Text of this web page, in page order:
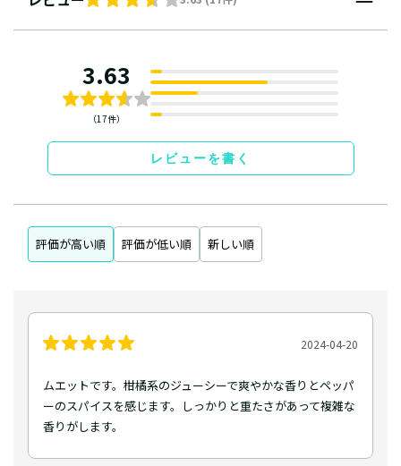
3.63
（17件）
レビューを書く
評価が高い順 評価が低い順 新しい順
2024-04-20
ムエットです。柑橘系のジューシーで爽やかな香りとペッパ
ーのスパイスを感じます。しっかりと重たさがあって複雑な
香りがします。